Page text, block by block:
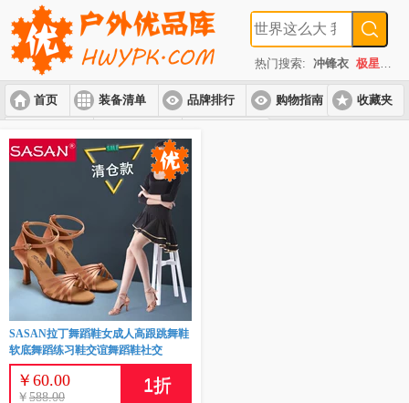
热门搜索: 冲锋衣 极星
首页 装备清单 品牌排行 购物指南 收藏夹
SASAN拉丁舞蹈鞋女成人高跟跳舞鞋
软底舞蹈练习鞋交谊舞蹈鞋社交
￥ 60.00
￥ 588.00
1折